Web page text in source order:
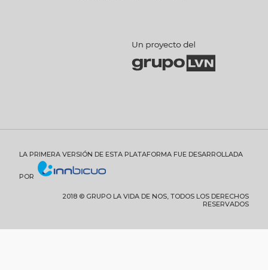
LA PRIMERA VERSIÓN DE ESTA PLATAFORMA FUE DESARROLLADA
POR
2018 © GRUPO LA VIDA DE NOS, TODOS LOS DERECHOS
RESERVADOS